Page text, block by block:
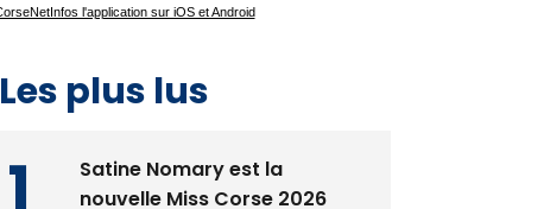
Les plus lus
Satine Nomary est la
nouvelle Miss Corse 2026